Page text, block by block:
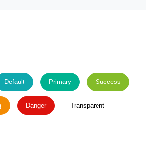
Default Primary Success
Danger Transparent